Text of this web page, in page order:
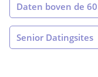
Daten boven de 60
Senior Datingsites